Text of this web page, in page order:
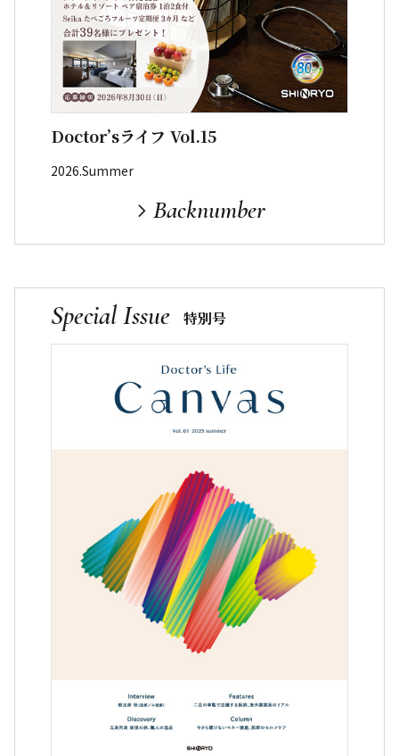
Doctor’sライフ Vol.15
2026.Summer
Backnumber
Special Issue 特別号